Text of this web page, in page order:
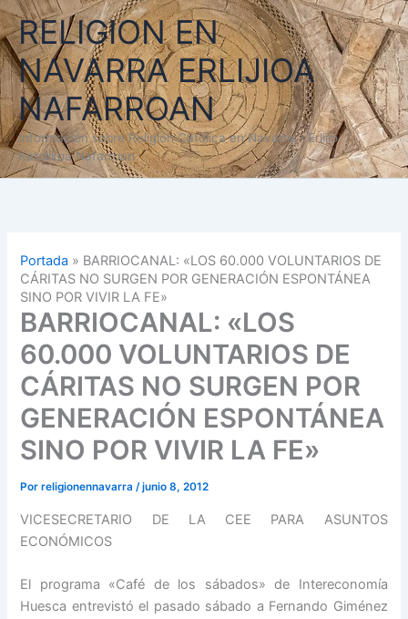
Ir
al
contenido
RELIGION EN
NAVARRA ERLIJIOA
NAFARROAN
Información sobre Religión Católica en Navarra - Erlijio
Katolikoa Nafarroan
Portada » BARRIOCANAL: «LOS 60.000 VOLUNTARIOS DE
CÁRITAS NO SURGEN POR GENERACIÓN ESPONTÁNEA
SINO POR VIVIR LA FE»
BARRIOCANAL: «LOS
60.000 VOLUNTARIOS DE
CÁRITAS NO SURGEN POR
GENERACIÓN ESPONTÁNEA
SINO POR VIVIR LA FE»
Porreligionennavarra/junio 8, 2012
VICESECRETARIO DE LA CEE PARA ASUNTOS
ECONÓMICOS
El programa «Café de los sábados» de Intereconomía
Huesca entrevistó el pasado sábado a Fernando Giménez